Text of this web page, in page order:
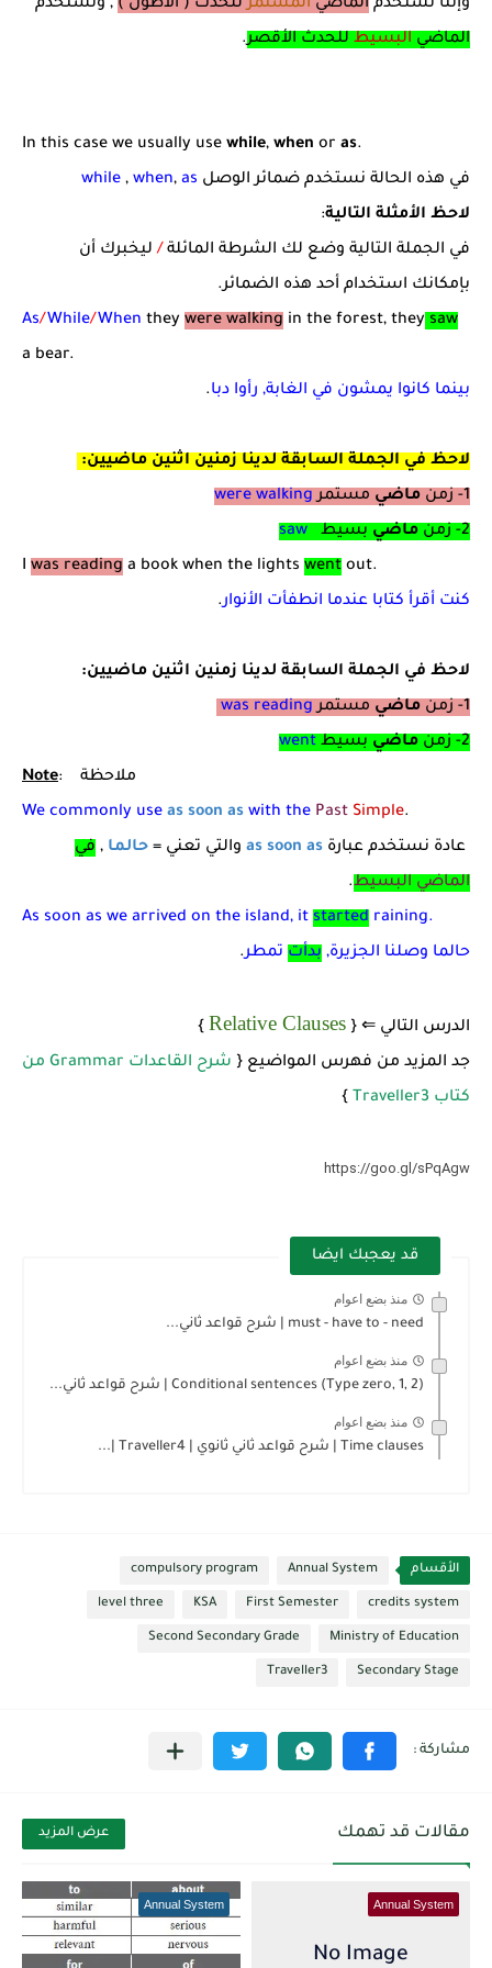
وإننا نستخدم الماضي المستمرللحدث ( الأطول ) , ونستخدم
الماضي البسيط للحدث الأقصر.
In this case we usually use while, when or as.
في هذه الحالة نستخدم ضمائر الوصل
while , when, as
لاحظ الأمثلة التالية:
في الجملة التالية وضع لك الشرطة المائلة /ليخبرك أن
بإمكانك استخدام أحد هذه الضمائر.
As/While/When they were walking in the forest, they saw
a bear.
بينما كانوا يمشون في الغابة, رأوا دبا.
لاحظ في الجملة السابقة لدينا زمنين اثنين ماضيين:
1- زمن
ماضي مستمرwere walking
2- زمن
ماضي بسيط
saw
I was reading a book when the lights went out.
كنت أقرأ كتابا عندما انطفأت الأنوار.
لاحظ في الجملة السابقة لدينا زمنين اثنين ماضيين:
1- زمن
ماضي مستمرwas reading
2- زمن
ماضي بسيط went
Note
: ملاحظة
We commonly use as soon as with the Past Simple.
عادة نستخدم عبارة as soon as والتي تعني = حالما , في
الماضي البسيط.
As soon as we arrived on the island, it started raining.
حالما وصلنا الجزيرة, بدأت تمطر.
الدرس التالي ⇐ { Relative Clauses
}
جد المزيد من فهرس المواضيع {
شرح القاعدات Grammar من
كتاب Traveller3
}
https://goo.gl/sPqAgw
قد يعجبك ايضا
منذ بضع اعوام
must - have to - need | شرح قواعد ثاني...
منذ بضع اعوام
Conditional sentences (Type zero, 1, 2) | شرح قواعد ثاني...
منذ بضع اعوام
Time clauses | شرح قواعد ثاني ثانوي | Traveller4 |...
الأقسام Annual System
compulsory program
credits system
First Semester
KSA
level three
Ministry of Education
Second Secondary Grade
Secondary Stage
Traveller3
مقالات قد تهمك عرض المزيد
Annual System
Annual System